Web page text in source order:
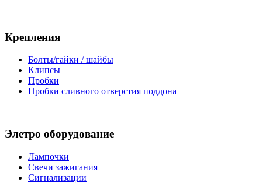
Крепления
Болты/гайки / шайбы
Клипсы
Пробки
Пробки сливного отверстия поддона
Элетро оборудование
Лампочки
Свечи зажигания
Сигнализации